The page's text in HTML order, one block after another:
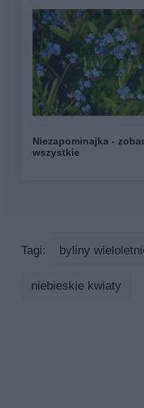
Niezapominajka -
wszystkie
Tagi: byliny
niebieskie kwiaty